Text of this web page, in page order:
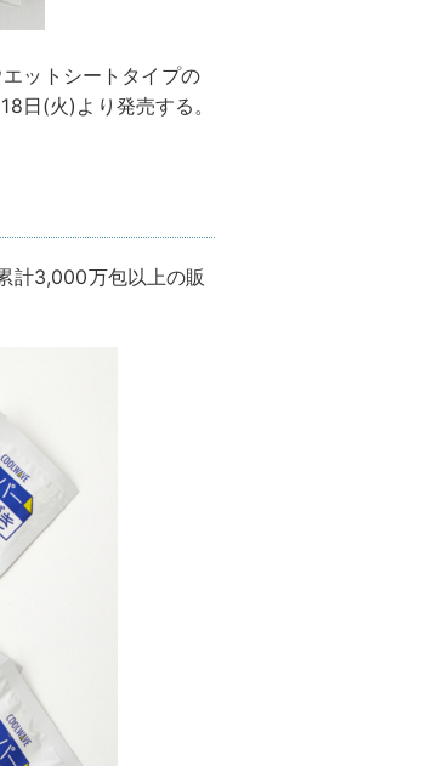
ットシートタイプの
日(火)より発売する。
計3,000万包以上の販